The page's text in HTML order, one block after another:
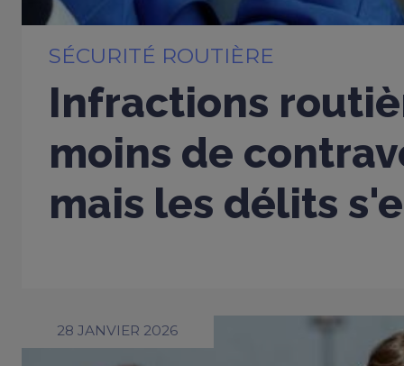
SÉCURITÉ ROUTIÈRE
Infractions
moins de
mais les délits
28 JANVIER 2026